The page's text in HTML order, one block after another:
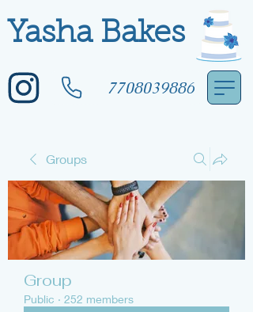
Yasha Bakes
7708039886
Groups
Group
Public · 252 members